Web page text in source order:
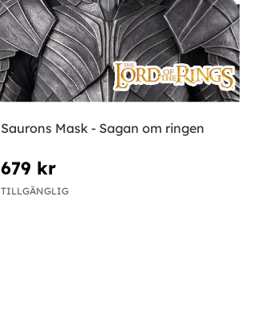
Saurons Mask - Sagan om ringen
679 kr
TILLGÄNGLIG